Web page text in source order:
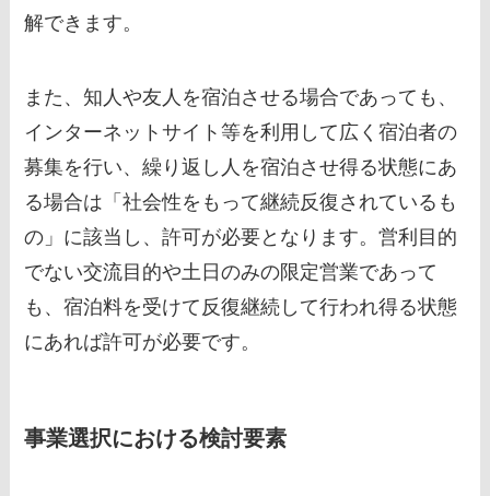
解できます。
また、知人や友人を宿泊させる場合であっても、
インターネットサイト等を利用して広く宿泊者の
募集を行い、繰り返し人を宿泊させ得る状態にあ
る場合は「社会性をもって継続反復されているも
の」に該当し、許可が必要となります。営利目的
でない交流目的や土日のみの限定営業であって
も、宿泊料を受けて反復継続して行われ得る状態
にあれば許可が必要です。
事業選択における検討要素